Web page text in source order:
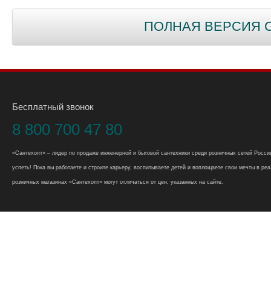
ПОЛНАЯ ВЕРСИЯ
Бесплатный звонок
8 800 700 47 80
«Сантехопт» – лидер по продаже инженерной и бытовой сантехники среди розничных сетей
успеть! Пока вы работаете и строите карьеру, воспитываете детей и воплощаете свои мечты в
розничных магазинах «Сантехопт» могут отличаться от цен, указанных на сайте.